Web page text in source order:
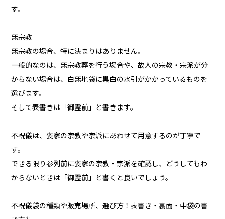
す。
無宗教
無宗教の場合、特に決まりはありません。
一般的なのは、無宗教葬を行う場合や、故人の宗教・宗派が分
からない場合は、白無地袋に黒白の水引がかかっているものを
選びます。
そして表書きは「御霊前」と書きます。
不祝儀は、喪家の宗教や宗派にあわせて用意するのが丁寧で
す。
できる限り参列前に喪家の宗教・宗派を確認し、どうしてもわ
からないときは「御霊前」と書くと良いでしょう。
不祝儀袋の種類や販売場所、選び方！表書き・裏面・中袋の書